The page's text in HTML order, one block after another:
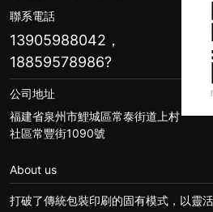
聯系電話
13905988042，
18859578986?
公司地址
福建省泉州市鯉城區常泰街道上村
社區常豐街1090號
About us
打破了傳統包裝印刷的固有模式，以靈